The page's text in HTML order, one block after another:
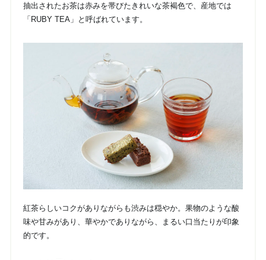
抽出されたお茶は赤みを帯びたきれいな茶褐色で、産地では
「RUBY TEA」と呼ばれています。
紅茶らしいコクがありながらも渋みは穏やか。果物のような酸
味や甘みがあり、華やかでありながら、まるい口当たりが印象
的です。